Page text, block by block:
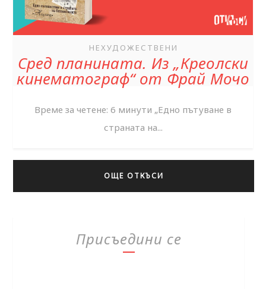
НЕХУДОЖЕСТВЕНИ
Сред планината. Из „Креолски
кинематограф“ от Фрай Мочо
Време за четене: 6 минути „Едно пътуване в
страната на...
ОЩЕ ОТКЪСИ
Присъедини се